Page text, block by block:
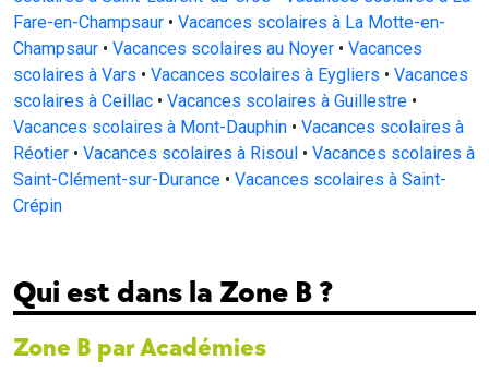
Fare-en-Champsaur • Vacances scolaires à La Motte-en-
Champsaur • Vacances scolaires au Noyer • Vacances
scolaires à Vars • Vacances scolaires à Eygliers • Vacances
scolaires à Ceillac • Vacances scolaires à Guillestre •
Vacances scolaires à Mont-Dauphin • Vacances scolaires à
Réotier • Vacances scolaires à Risoul • Vacances scolaires à
Saint-Clément-sur-Durance • Vacances scolaires à Saint-
Crépin
Qui est dans la Zone B ?
Zone B par Académies